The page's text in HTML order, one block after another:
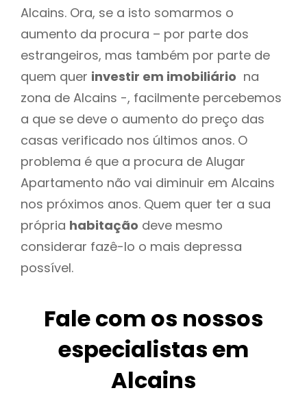
Alcains. Ora, se a isto somarmos o
aumento da procura – por parte dos
estrangeiros, mas também por parte de
quem quer investir em imobiliário na
zona de Alcains -, facilmente percebemos
a que se deve o aumento do preço das
casas verificado nos últimos anos. O
problema é que a procura de Alugar
Apartamento não vai diminuir em Alcains
nos próximos anos. Quem quer ter a sua
própria habitação deve mesmo
considerar fazê-lo o mais depressa
possível.
Fale com os nossos
especialistas em
Alcains